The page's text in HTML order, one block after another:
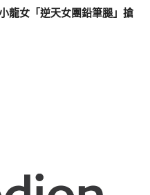
龍女「逆天女團鉛筆腿」搶